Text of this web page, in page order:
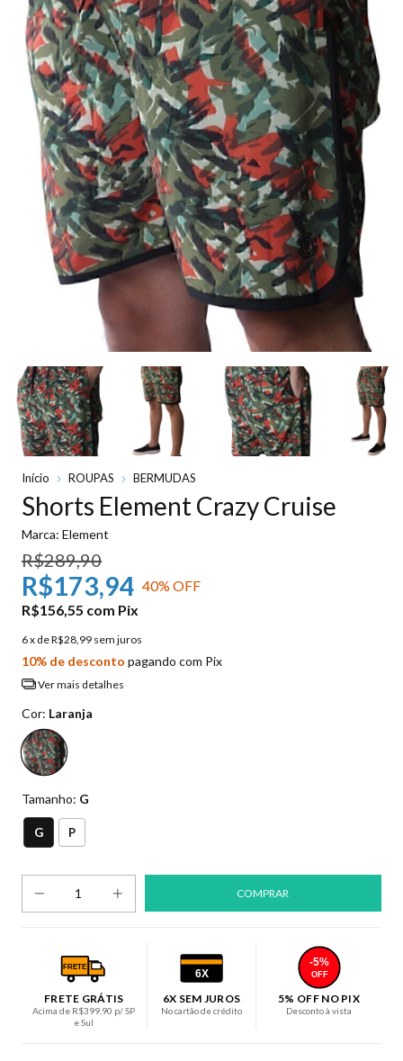
Início ROUPAS BERMUDAS
Shorts Element Crazy Cruise
Marca: Element
R$289,90
R$173,94 40% OFF
R$156,55 com Pix
6x deR$28,99 sem juros
10% de desconto pagando com Pix
Ver mais detalhes
Cor: Laranja
Tamanho: G
G P
FRETE
FRETE GRÁTIS
Acima de R$399,90 p/ SP
e Sul
6X
6X SEM JUROS
No cartão de crédito
-5%
OFF
5% OFF NO PIX
Desconto à vista